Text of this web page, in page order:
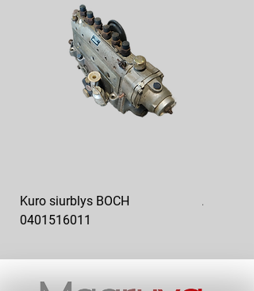
Kuro siurblys BOCH
0401516011
Aukšto